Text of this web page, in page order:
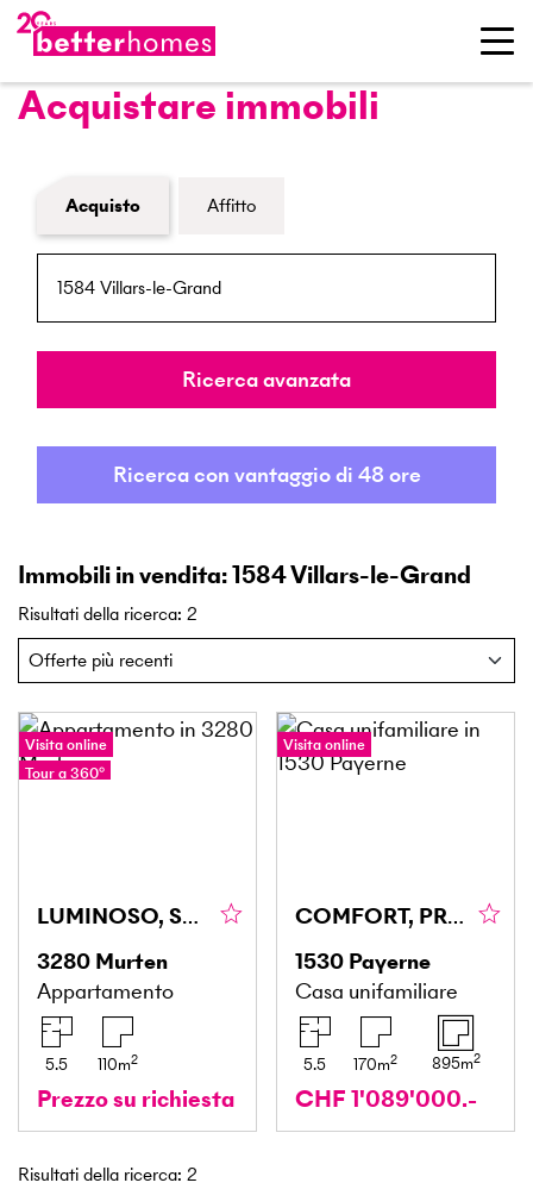
Acquistare immobili
Modulo di ricerca immobiliare
Acquisto Affitto
NPA / Località
Raggio
Ricerca avanzata
Ricerca con vantaggio di 48 ore
Immobili in vendita: 1584 Villars-le-Grand
Risultati della ricerca: 2
Visita online
Tour a 360°
LUMINOSO, SPAZIOSO E TRANQUILLO
3280 Murten
Appartamento
5.5 110m2
Prezzo su richiesta
Visita online
COMFORT, PRIVACY E UN AMBIENTE DI VITA PRIVILEGIATO
1530 Payerne
Casa unifamiliare
5.5 170m2 895m2
CHF 1'089'000.-
Risultati della ricerca: 2